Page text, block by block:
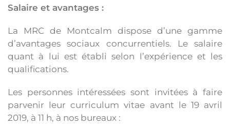
Salaire et avantages :
La MRC de Montcalm dispose d’une gamme
d’avantages sociaux concurrentiels. Le salaire
quant à lui est établi selon l’expérience et les
qualifications.
Les personnes intéressées sont invitées à faire
parvenir leur curriculum vitae avant le 19 avril
2019, à 11 h, à nos bureaux :